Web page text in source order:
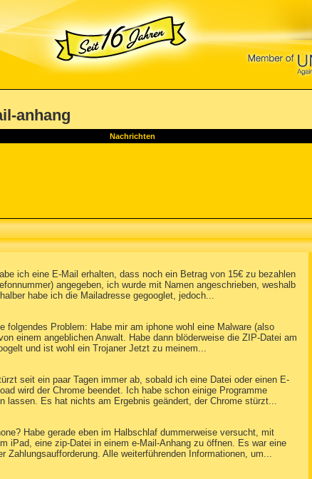
anhang
Nachrichten
ich eine E-Mail erhalten, dass noch ein Betrag von 15€ zu bezahlen
angegeben, ich wurde mit Namen angeschrieben, weshalb
habe ich die Mailadresse gegooglet, jedoch...
folgendes Problem: Habe mir am iphone wohl eine Malware (also
einem angeblichen Anwalt. Habe dann blöderweise die ZIP-Datei am
und ist wohl ein Trojaner Jetzt zu meinem...
seit ein paar Tagen immer ab, sobald ich eine Datei oder einen E-
wird der Chrome beendet. Ich habe schon einige Programme
lassen. Es hat nichts am Ergebnis geändert, der Chrome stürzt...
Habe gerade eben im Halbschlaf dummerweise versucht, mit
iPad, eine zip-Datei in einem e-Mail-Anhang zu öffnen. Es war eine
Zahlungsaufforderung. Alle weiterführenden Informationen, um...